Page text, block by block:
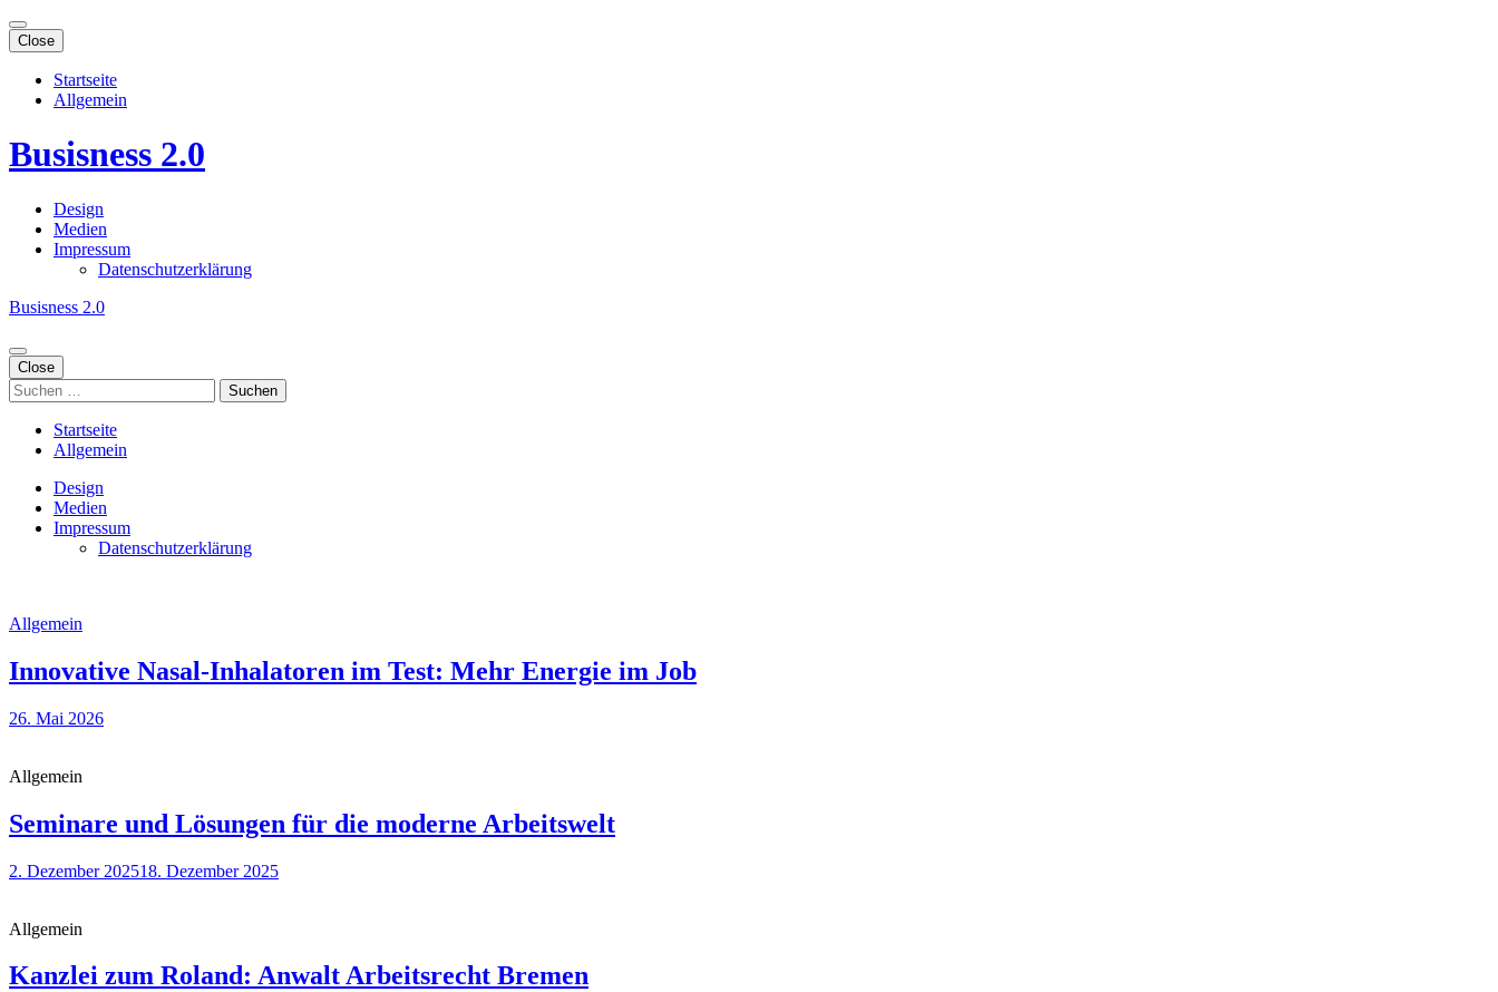
Skip
to
content
(Press
Enter)
Close
Startseite
Allgemein
Busisness 2.0
Design
Medien
Impressum
Datenschutzerklärung
Busisness 2.0
Close
Suchen
nach:
Startseite
Allgemein
Design
Medien
Impressum
Datenschutzerklärung
Allgemein
Innovative Nasal-Inhalatoren im Test: Mehr Energie im Job
26. Mai 2026
Allgemein
Seminare und Lösungen für die moderne Arbeitswelt
2. Dezember 202518. Dezember 2025
Allgemein
Kanzlei zum Roland: Anwalt Arbeitsrecht Bremen